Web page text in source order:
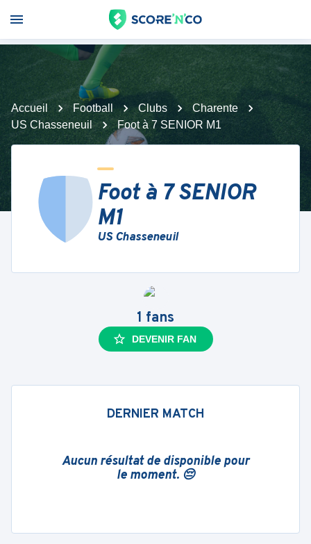
Accueil Football Clubs
Charente
US Chasseneuil
Foot à 7 SENIOR M1
Foot à 7 SENIOR
M1
US Chasseneuil
1 fans
DEVENIR FAN
DERNIER MATCH
Aucun résultat de disponible pour
le moment. 😔